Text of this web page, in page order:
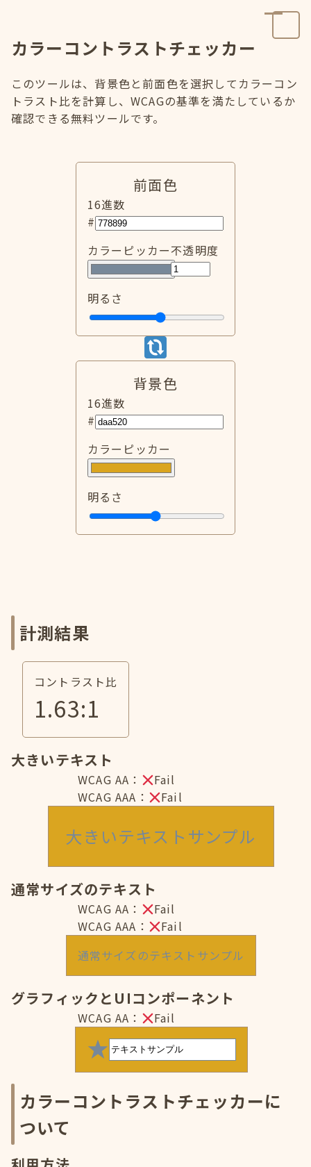
カラーコントラストチェッカー
このツールは、背景色と前面色を選択してカラーコン
トラスト比を計算し、WCAGの基準を満たしているか
確認できる無料ツールです。
前面色
16進数
#
カラーピッカー不透明度
明るさ
背景色
16進数
#
カラーピッカー
明るさ
計測結果
コントラスト比
1.63:1
大きいテキスト
WCAG AA：
Fail
WCAG AAA：
Fail
大きいテキストサンプル
通常サイズのテキスト
WCAG AA：
Fail
WCAG AAA：
Fail
通常サイズのテキストサンプル
グラフィックとUIコンポーネント
WCAG AA： Fail
カラーコントラストチェッカーに
ついて